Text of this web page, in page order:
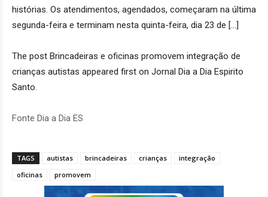
histórias. Os atendimentos, agendados, começaram na última
segunda-feira e terminam nesta quinta-feira, dia 23 de […]
The post Brincadeiras e oficinas promovem integração de
crianças autistas appeared first on Jornal Dia a Dia Espirito
Santo.
Fonte Dia a Dia ES
TAGS autistas brincadeiras crianças
integração
oficinas
promovem